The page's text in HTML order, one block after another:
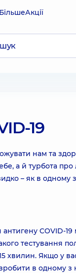
БільшеАкції
19
нам та
а й турбота
– як в одному
COVID-
тестування
хвилин. Якщо у
в одному